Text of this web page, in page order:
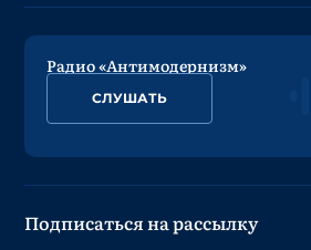
Радио «Антимодернизм»
СЛУШАТЬ
Подписаться на рассылку